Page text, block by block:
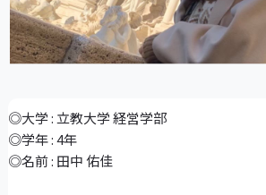
◎大学 : 立教大学 経営学部
◎学年 : 4年
◎名前 : 田中 佑佳